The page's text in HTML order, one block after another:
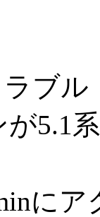
ブル
5.1
に